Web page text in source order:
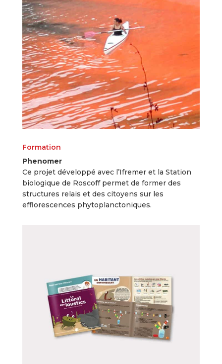
Formation
Phenomer
Ce projet développé avec l’Ifremer et la Station
biologique de Roscoff permet de former des
structures relais et des citoyens sur les
efflorescences phytoplanctoniques.